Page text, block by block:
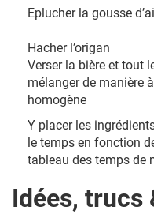
Eplucher la gousse
Hacher l’origan
Verser la bière et tout
mélanger de manière
homogène
Y placer les
le temps en fonction
tableau des temps de
Idées, trucs